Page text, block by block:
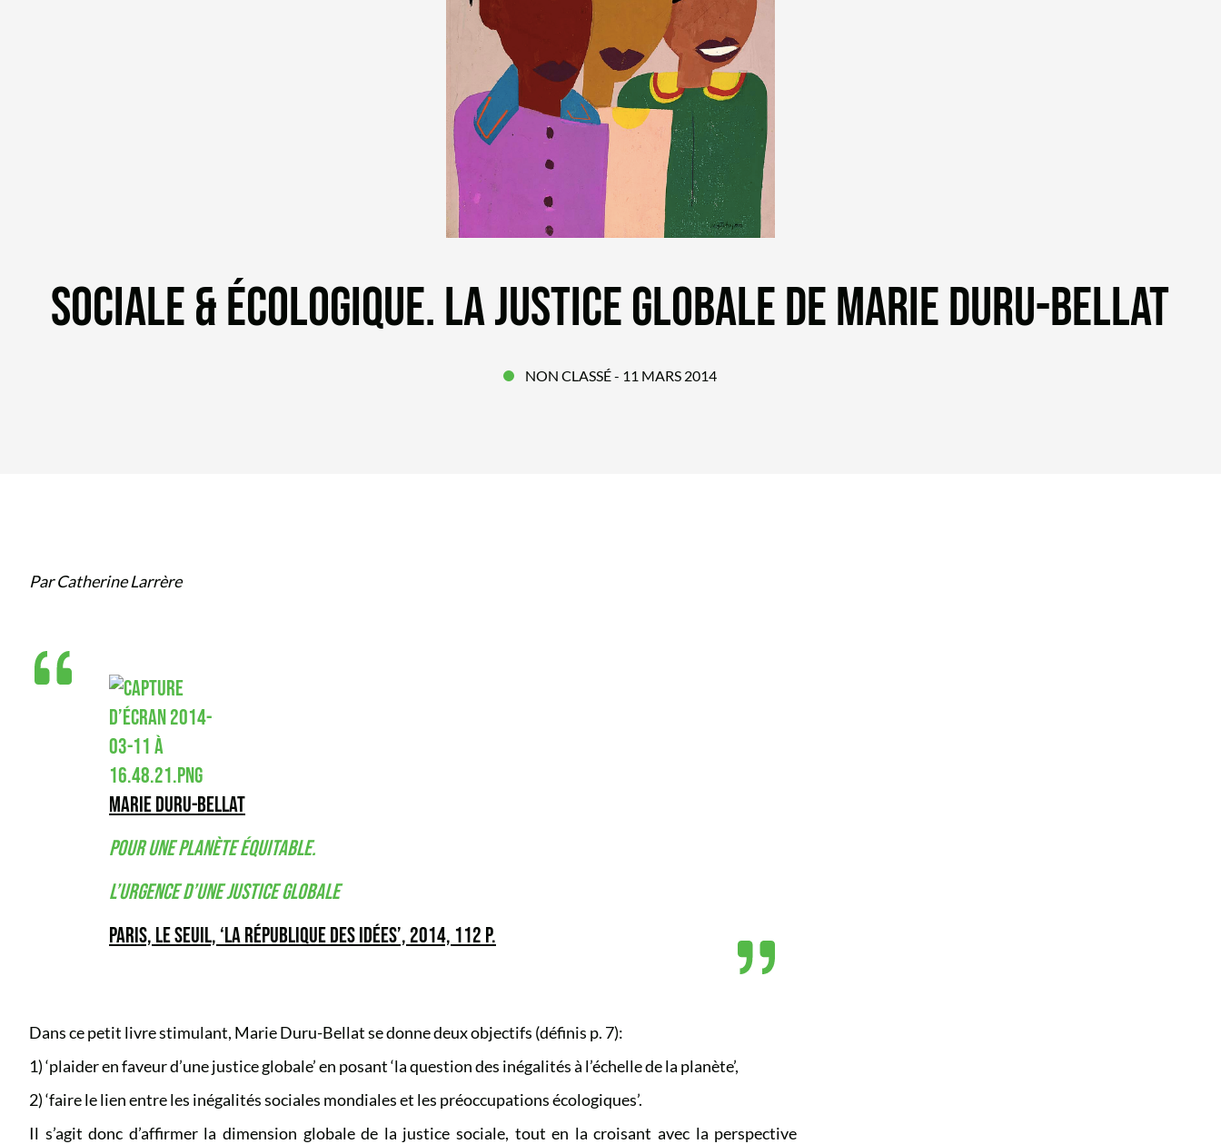
SOCIALE & ÉCOLOGIQUE. LA JUSTICE GLOBALE DE MARIE DURU-BELLAT
NON CLASSÉ- 11 MARS 2014
Par Catherine Larrère
MARIE DURU-BELLAT
POUR UNE PLANÈTE ÉQUITABLE.
L’URGENCE D’UNE JUSTICE GLOBALE
PARIS, LE SEUIL, ‘LA RÉPUBLIQUE DES IDÉES’, 2014, 112 P.
Dans ce petit livre stimulant, Marie Duru-Bellat se donne deux objectifs (définis p. 7):
1) ‘plaider en faveur d’une justice globale’ en posant ‘la question des inégalités à l’échelle de la planète’,
2) ‘faire le lien entre les inégalités sociales mondiales et les préoccupations écologiques’.
Il s’agit donc d’affirmer la dimension globale de la justice sociale, tout en la croisant avec la perspective